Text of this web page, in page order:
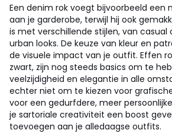
Een denim rok voegt bijvoorbeeld een
aan je garderobe, terwijl hij ook
is met verschillende stijlen, van
urban looks. De keuze van kleur en
de visuele impact van je outfit. Effen
zwart, zijn nog steeds basics om te
veelzijdigheid en elegantie in alle
echter niet om te kiezen voor
voor een gedurfdere, meer
je sartoriale creativiteit een boost
toevoegen aan je alledaagse outfits.